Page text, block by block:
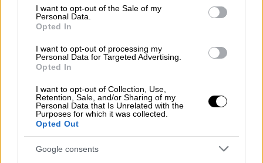
consent section.
I want to opt-out of the Sale of my
Personal Data.
Opted In
I want to opt-out of processing my
Personal Data for Targeted Advertising.
Opted In
I want to opt-out of Collection, Use,
Retention, Sale, and/or Sharing of my
Personal Data that Is Unrelated with the
Purposes for which it was collected.
Opted Out
Google consents
εξαίρεση(ενώ τα προηγούμενα χρόνια δε
λειτουργούσε βάσει ΣΣΕ, Κανονισμού
Εργασίας, επιχειρησιακής συνήθειας ή
εθίμου), τότε για πλήρη απασχόλησή τους οι
κατά 1/25 και οι αμειβόμενοι με ημερομίσθιο
ένα ακόμα ημερομίσθιό τους, επί του
ωρομισθίου των οποίων θα υπολογισθεί και
η προσαύξηση κατά 75% για την εργασία σε
ημέρες αργίας.